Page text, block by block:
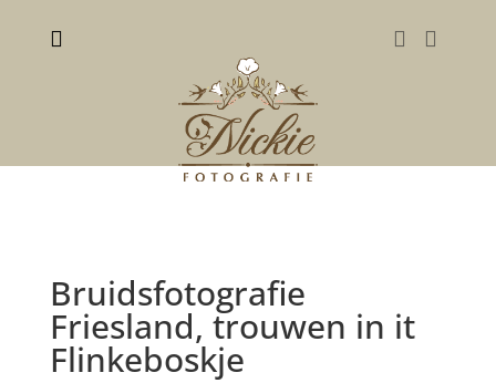
  
Bruidsfotografie
Friesland, trouwen in it
Flinkeboskje